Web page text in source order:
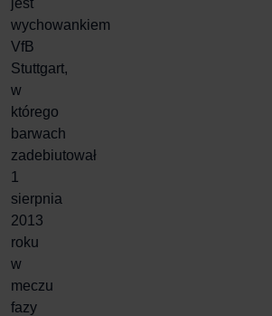
jest
wychowankiem
VfB
Stuttgart,
w
którego
barwach
zadebiutował
1
sierpnia
2013
roku
w
meczu
fazy